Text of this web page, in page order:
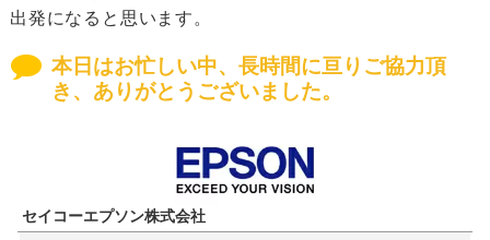
出発になると思います。
本日はお忙しい中、長時間に亘りご協力頂
き、ありがとうございました。
セイコーエプソン株式会社